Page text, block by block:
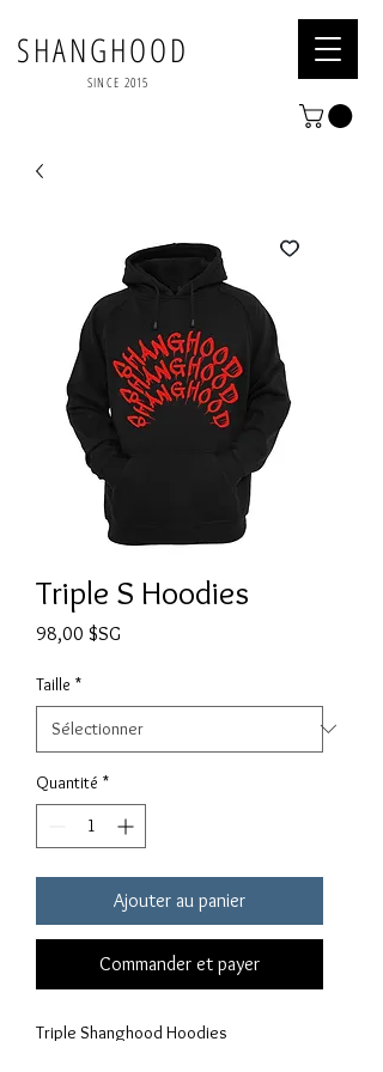
SHANGHOOD
SINCE 2015
Triple S Hoodies
98,00 $SG
Taille *
Quantité *
Ajouter au panier
Commander et payer
Triple Shanghood Hoodies